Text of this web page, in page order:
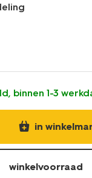
geurkaarsen/
binnen 1-3
in
winkelvoorraad